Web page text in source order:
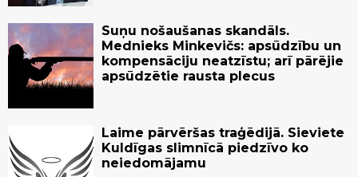
Suņu nošaušanas skandāls.
Mednieks Minkevičs: apsūdzību un
kompensāciju neatzīstu; arī pārējie
apsūdzētie rausta plecus
Laime pārvēršas traģēdijā. Sieviete
Kuldīgas slimnīcā piedzīvo ko
neiedomājamu